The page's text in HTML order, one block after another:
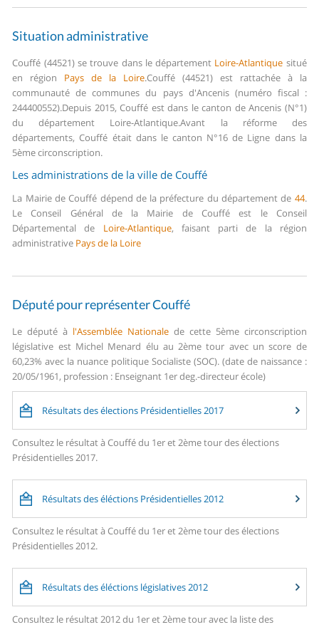
Situation administrative
Couffé (44521) se trouve dans le département Loire-Atlantique situé
en région Pays de la Loire.Couffé (44521) est rattachée à la
communauté de communes du pays d'Ancenis (numéro fiscal :
244400552).Depuis 2015, Couffé est dans le canton de Ancenis (N°1)
du département Loire-Atlantique.Avant la réforme des
départements, Couffé était dans le canton N°16 de Ligne dans la
5ème circonscription.
Les administrations de la ville de Couffé
La Mairie de Couffé dépend de la préfecture du département de 44.
Le Conseil Général de la Mairie de Couffé est le Conseil
Départemental de Loire-Atlantique, faisant parti de la région
administrative Pays de la Loire
Député pour représenter Couffé
Le député à l'Assemblée Nationale de cette 5ème circonscription
législative est Michel Menard élu au 2ème tour avec un score de
60,23% avec la nuance politique Socialiste (SOC). (date de naissance :
20/05/1961, profession : Enseignant 1er deg.-directeur école)
Résultats des élections Présidentielles 2017
Consultez le résultat à Couffé du 1er et 2ème tour des élections
Présidentielles 2017.
Résultats des éléctions Présidentielles 2012
Consultez le résultat à Couffé du 1er et 2ème tour des élections
Présidentielles 2012.
Résultats des éléctions législatives 2012
Consultez le résultat 2012 du 1er et 2ème tour avec la liste des